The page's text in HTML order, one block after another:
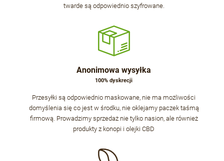
twarde są odpowiednio szyfrowane.
Anonimowa wysyłka
100% dyskrecji
Przesyłki są odpowiednio maskowane, nie ma możliwości
domyślenia się co jest w środku, nie oklejamy paczek taśmą
firmową. Prowadzimy sprzedaż nie tylko nasion, ale również
produkty z konopi i olejki CBD